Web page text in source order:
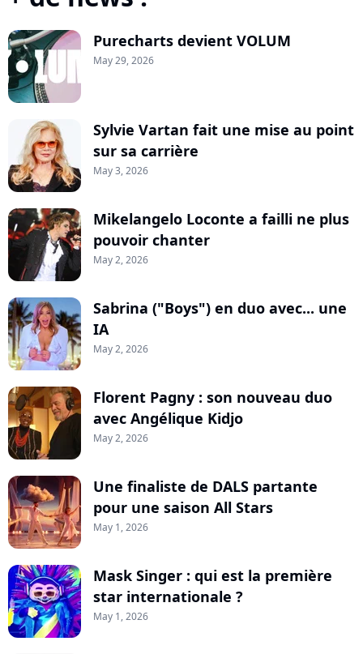
Purecharts devient VOLUM
May 29, 2026
Sylvie Vartan fait une mise au point
sur sa carrière
May 3, 2026
Mikelangelo Loconte a failli ne plus
pouvoir chanter
May 2, 2026
Sabrina ("Boys") en duo avec... une
IA
May 2, 2026
Florent Pagny : son nouveau duo
avec Angélique Kidjo
May 2, 2026
Une finaliste de DALS partante
pour une saison All Stars
May 1, 2026
Mask Singer : qui est la première
star internationale ?
May 1, 2026